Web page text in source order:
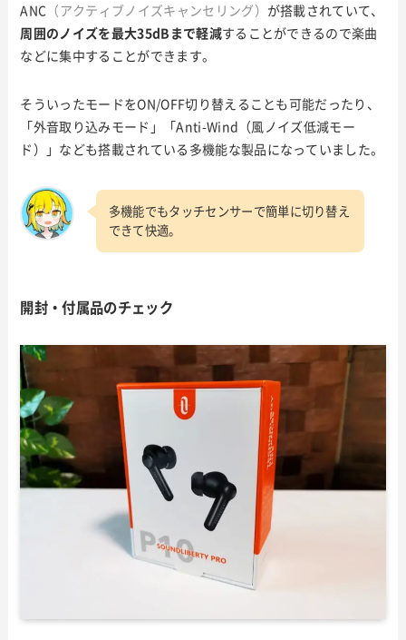
ANC （アクティブノイズキャンセリング） が搭載されていて、
周囲のノイズを最大35dBまで軽減することができるので楽曲
などに集中することができます。
そういったモードをON/OFF切り替えることも可能だったり、
「外音取り込みモード」「Anti-Wind（風ノイズ低減モー
ド）」なども搭載されている多機能な製品になっていました。
多機能でもタッチセンサーで簡単に切り替え
できて快適。
開封・付属品のチェック